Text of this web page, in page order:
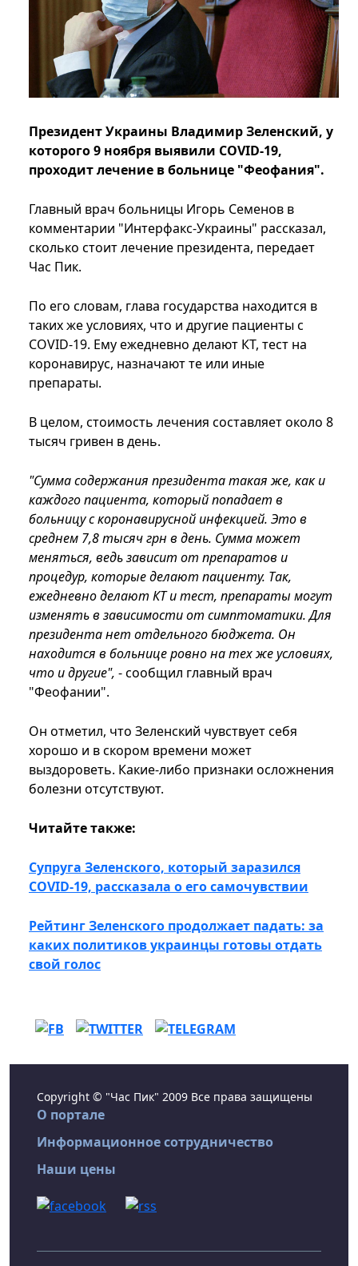
Президент Украины Владимир Зеленский, у
которого 9 ноября выявили COVID-19,
проходит лечение в больнице "Феофания".
Главный врач больницы Игорь Семенов в
комментарии "Интерфакс-Украины" рассказал,
сколько стоит лечение президента, передает
Час Пик.
По его словам, глава государства находится в
таких же условиях, что и другие пациенты с
COVID-19. Ему ежедневно делают КТ, тест на
коронавирус, назначают те или иные
препараты.
В целом, стоимость лечения составляет около 8
тысяч гривен в день.
"Сумма содержания президента такая же, как и
каждого пациента, который попадает в
больницу с коронавирусной инфекцией. Это в
среднем 7,8 тысяч грн в день. Сумма может
меняться, ведь зависит от препаратов и
процедур, которые делают пациенту. Так,
ежедневно делают КТ и тест, препараты могут
изменять в зависимости от симптоматики. Для
президента нет отдельного бюджета. Он
находится в больнице ровно на тех же условиях,
что и другие", - сообщил главный врач
"Феофании".
Он отметил, что Зеленский чувствует себя
хорошо и в скором времени может
выздороветь. Какие-либо признаки осложнения
болезни отсутствуют.
Читайте также:
Супруга Зеленского, который заразился
COVID-19, рассказала о его самочувствии
Рейтинг Зеленского продолжает падать: за
каких политиков украинцы готовы отдать
свой голос
Copyright © "Час Пик" 2009 Все права защищены
О портале
Информационное сотрудничество
Наши цены